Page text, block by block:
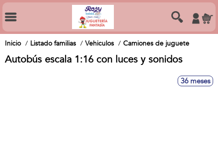
Inicio Listado familias Vehiculos Camiones de juguete
Autobús escala 1:16 con luces y sonidos
36 meses